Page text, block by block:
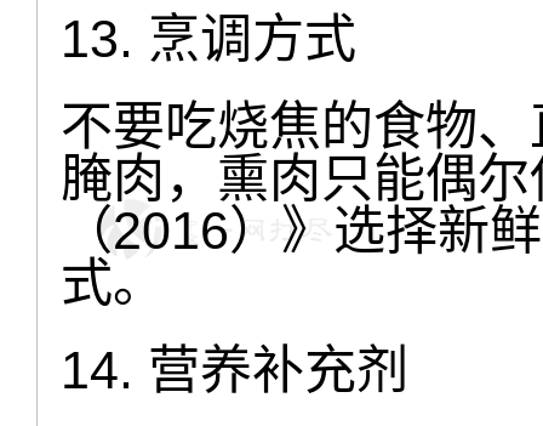
13. 烹调方式
不要吃烧焦的食物
腌肉，熏肉只能偶
（2016）》选择新
式。
14. 营养补充剂